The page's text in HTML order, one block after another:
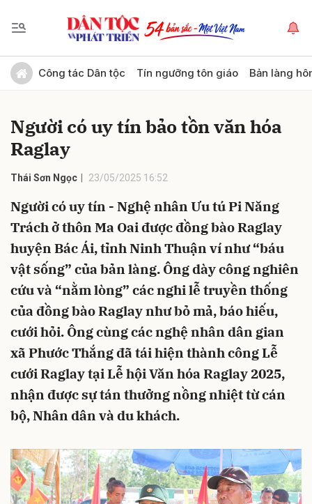
Công tác Dân tộc Tín ngưỡng tôn giáo Bản làng
Người có uy tín bảo tồn văn hóa
Raglay
Thái Sơn Ngọc 23/05/2025 16:52
Người có uy tín - Nghệ nhân Ưu tú Pi Năng
Trách ở thôn Ma Oai được đồng bào Raglay
huyện Bác Ái, tỉnh Ninh Thuận ví như “báu
vật sống” của bản làng. Ông dày công nghiên
cứu và “nằm lòng” các nghi lễ truyền thống
của đồng bào Raglay như bỏ mả, báo hiếu,
cưới hỏi. Ông cùng các nghệ nhân dân gian
xã Phước Thắng đã tái hiện thành công Lễ
cưới Raglay tại Lễ hội Văn hóa Raglay 2025,
nhận được sự tán thưởng nồng nhiệt từ cán
bộ, Nhân dân và du khách.
Gửi bình luận
Hủy Gửi